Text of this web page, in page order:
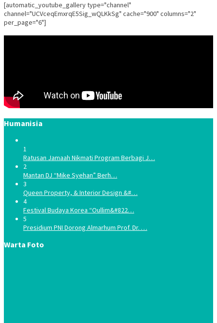
[automatic_youtube_gallery type="channel"
channel="UCVceqEmxrqE5Sig_wQLKkSg" cache="900" columns="2"
per_page="6"]
Humanisia
1
Ratusan Jamaah Nikmati Program Berbagi J…
2
Mantan DJ “Mike Syehan” Berh…
3
Queen Property, & Interior Design &#…
4
Festival Budaya Korea “Oullim&#822…
5
Presidium PNI Dorong Almarhum Prof. Dr. …
Warta Foto